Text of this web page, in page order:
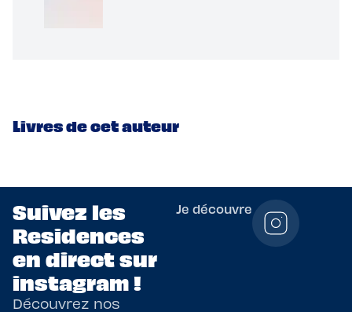
Livres de cet auteur
Suivez les
Residences
en direct sur
instagram !
Découvrez nos
Je découvre